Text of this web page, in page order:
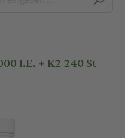
I.E. + K2 240 St